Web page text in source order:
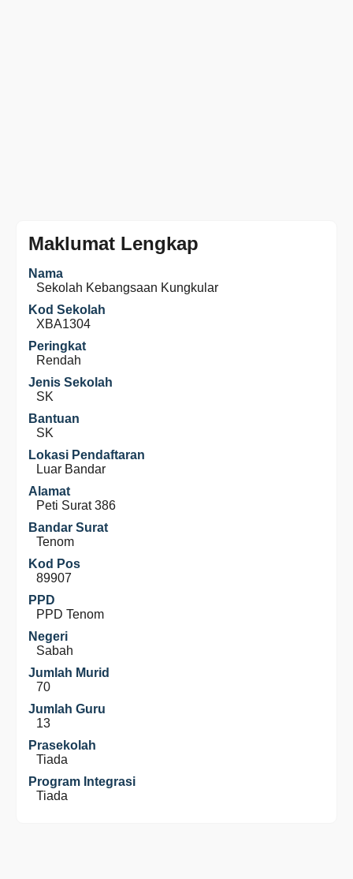
Maklumat Lengkap
Nama
Sekolah Kebangsaan Kungkular
Kod Sekolah
XBA1304
Peringkat
Rendah
Jenis Sekolah
SK
Bantuan
SK
Lokasi Pendaftaran
Luar Bandar
Alamat
Peti Surat 386
Bandar Surat
Tenom
Kod Pos
89907
PPD
PPD Tenom
Negeri
Sabah
Jumlah Murid
70
Jumlah Guru
13
Prasekolah
Tiada
Program Integrasi
Tiada